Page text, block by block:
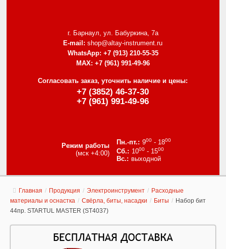
г. Барнаул, ул. Бабуркина, 7а
E-mail: shop@altay-instrument.ru
WhatsApp: +7 (913) 210-55-35
MAX: +7 (961) 991-49-96
Согласовать заказ, уточнить наличие и цены:
+7 (3852) 46-37-30
+7 (961) 991-49-96
Режим работы
(мск +4:00)
900- 1800
1000- 1500
выходной
Главная / Продукция / Электроинструмент / Расходные
материалы и оснастка / Свёрла, биты, насадки / Биты / Набор бит
44пр. STARTUL MASTER (ST4037)